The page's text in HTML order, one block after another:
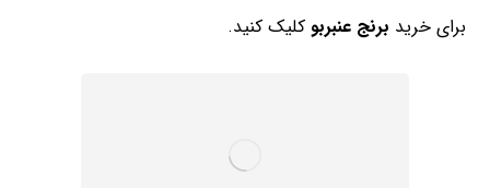
برای خرید برنج عنبربو کلیک کنید.